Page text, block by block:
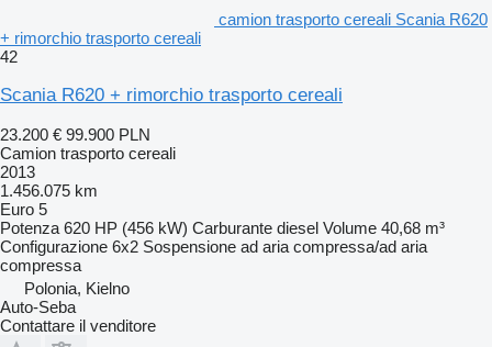
camion trasporto cereali Scania R620
+ rimorchio trasporto cereali
42
Scania R620 + rimorchio trasporto cereali
23.200 € 99.900 PLN
Camion trasporto cereali
2013
1.456.075 km
Euro 5
Potenza 620 HP (456 kW) Carburante diesel Volume 40,68 m³
Configurazione 6x2 Sospensione ad aria compressa/ad aria
compressa
Polonia, Kielno
Auto-Seba
Contattare il venditore